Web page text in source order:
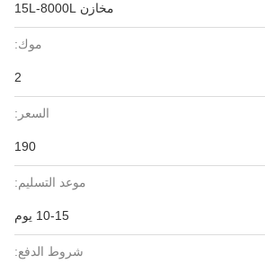
مخازن 15L-8000L
موك:
السعر:
190
موعد التسليم:
10-15 يوم
شروط الدفع: